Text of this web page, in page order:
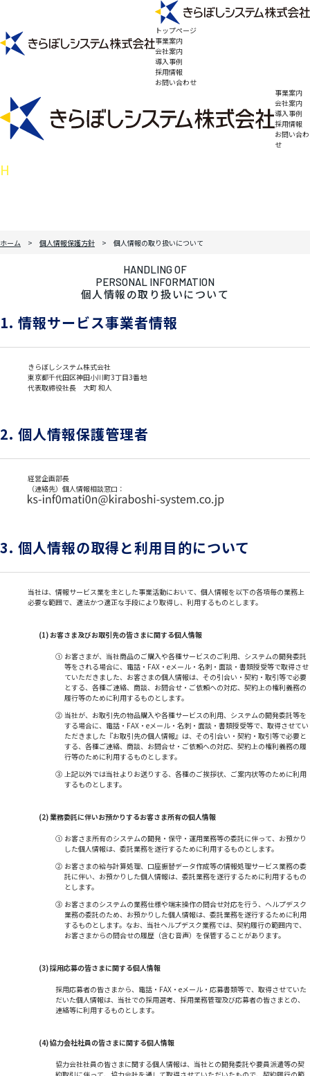
トップページ
事業案内
会社案内
導入事例
採用情報
お問い合わせ
事業案内
会社案内
導入事例
採用情報
お問い合わ
せ
ホーム 個人情報保護方針 個人情報の取り扱いについて
HANDLING OF
PERSONAL INFORMATION
個人情報の取り扱いについて
1. 情報サービス事業者情報
きらぼしシステム株式会社
東京都千代田区神田小川町3丁目3番地
代表取締役社長 大町 和人
2. 個人情報保護管理者
経営企画部長
（連絡先）個人情報相談窓口：
3. 個人情報の取得と利用目的について
当社は、情報サービス業を主とした事業活動において、個人情報を以下の各項毎の業務上
必要な範囲で、適法かつ適正な手段により取得し、利用するものとします。
(1) お客さま及びお取引先の皆さまに関する個人情報
① お客さまが、当社商品のご購入や各種サービスのご利用、システムの開発委託
等をされる場合に、電話・FAX・eメール・名刺・面談・書類授受等で取得させ
ていただきました、お客さまの個人情報は、その引合い・契約・取引等で必要
とする、各種ご連絡、商談、お問合せ・ご依頼への対応、契約上の権利義務の
履行等のために利用するものとします。
② 当社が、お取引先の物品購入や各種サービスの利用、システムの開発委託等を
する場合に、電話・FAX・eメール・名刺・面談・書類授受等で、取得させてい
ただきました『お取引先の個人情報』は、その引合い・契約・取引等で必要と
する、各種ご連絡、商談、お問合せ・ご依頼への対応、契約上の権利義務の履
行等のために利用するものとします。
③ 上記以外では当社よりお送りする、各種のご挨拶状、ご案内状等のために利用
するものとします。
(2) 業務委託に伴いお預かりするお客さま所有の個人情報
① お客さま所有のシステムの開発・保守・運用業務等の委託に伴って、お預かり
した個人情報は、委託業務を遂行するために利用するものとします。
② お客さまの給与計算処理、口座振替データ作成等の情報処理サービス業務の委
託に伴い、お預かりした個人情報は、委託業務を遂行するために利用するもの
とします。
③ お客さまのシステムの業務仕様や端末操作の問合せ対応を行う、ヘルプデスク
業務の委託のため、お預かりした個人情報は、委託業務を遂行するために利用
するものとします。なお、当社ヘルプデスク業務では、契約履行の範囲内で、
お客さまからの問合せの履歴（含む音声）を保管することがあります。
(3) 採用応募の皆さまに関する個人情報
採用応募者の皆さまから、電話・FAX・eメール・応募書類等で、取得させていた
だいた個人情報は、当社での採用選考、採用業務管理及び応募者の皆さまとの、
連絡等に利用するものとします。
(4) 協力会社社員の皆さまに関する個人情報
協力会社社員の皆さまに関する個人情報は、当社との開発委託や要員派遣等の契